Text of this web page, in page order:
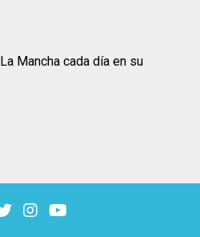
Mancha cada día en su